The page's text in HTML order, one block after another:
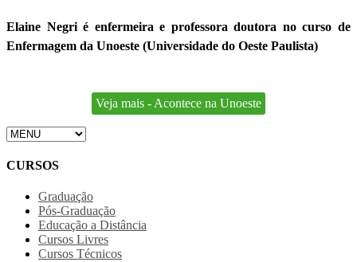
Elaine Negri é enfermeira e professora doutora no curso de
Enfermagem da Unoeste (Universidade do Oeste Paulista)
Veja mais - Acontece na Unoeste
CURSOS
Graduação
Pós-Graduação
Educação a Distância
Cursos Livres
Cursos Técnicos